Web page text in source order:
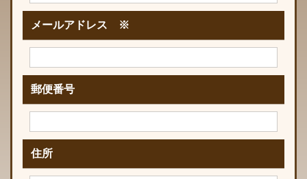
メールアドレス ※
郵便番号
住所